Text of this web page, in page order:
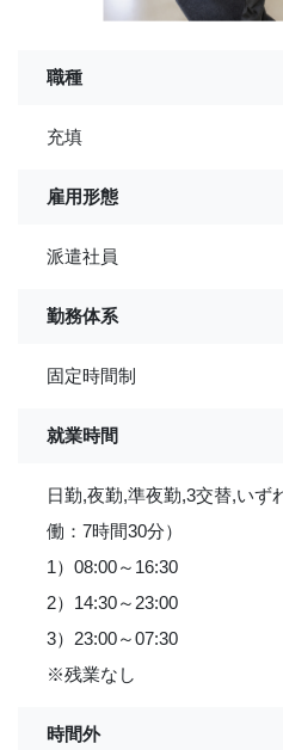
職種
充填
雇用形態
派遣社員
勤務体系
固定時間制
就業時間
日勤,夜勤,準夜勤,3交替,いず
働：7時間30分）
1）08:00～16:30
2）14:30～23:00
3）23:00～07:30
※残業なし
時間外